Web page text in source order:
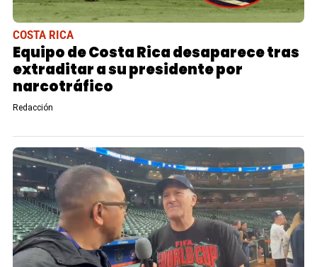
COSTA RICA
Equipo de Costa Rica desaparece tras
extraditar a su presidente por
narcotráfico
Redacción